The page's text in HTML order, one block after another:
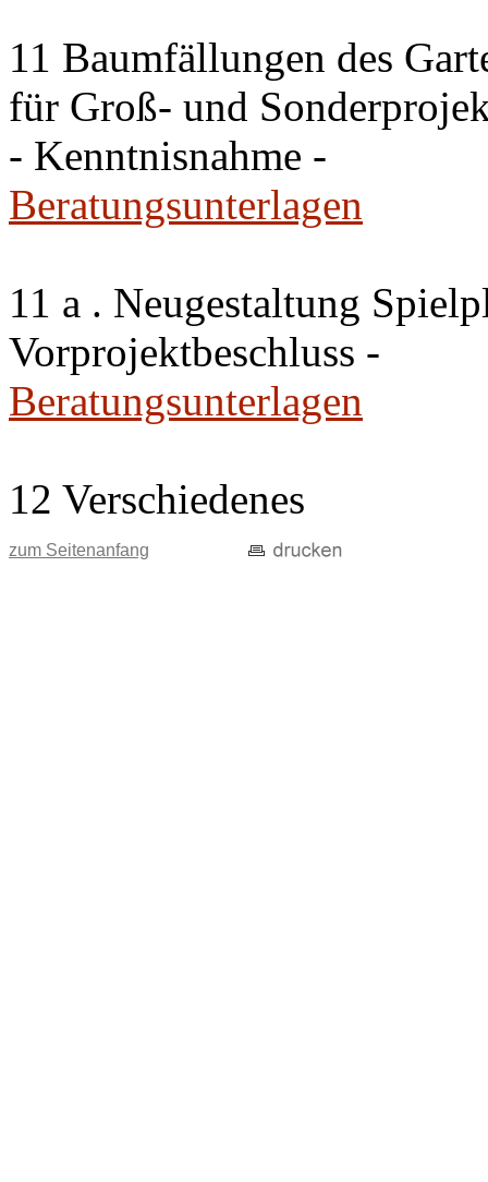
11 Baumfällungen des
für Groß- und
- Kenntnisnahme -
Beratungsunterlagen
11 a . Neugestaltung
Vorprojektbeschluss -
Beratungsunterlagen
12 Verschiedenes
zum Seitenanfang